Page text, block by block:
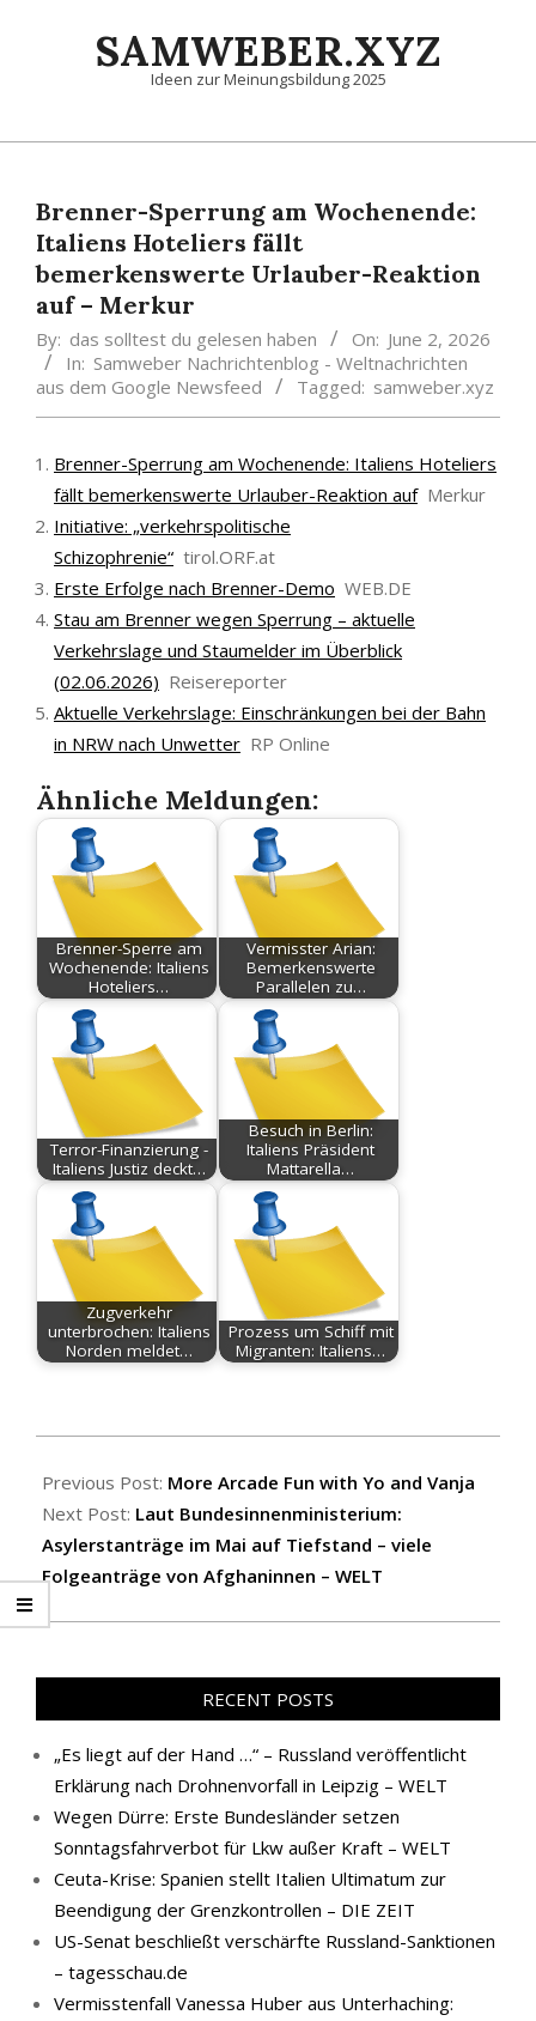
SAMWEBER.XYZ
Ideen zur Meinungsbildung 2025
Primary
MenuBrenner-Sperrung am Wochenende:
Italiens Hoteliers fällt
bemerkenswerte Urlauber-Reaktion
auf – Merkur
By: das solltest du gelesen haben On: June 2, 2026
In: Samweber Nachrichtenblog - Weltnachrichten
aus dem Google Newsfeed
Tagged: samweber.xyz
Brenner-Sperrung am Wochenende: Italiens Hoteliers
fällt bemerkenswerte Urlauber-Reaktion auf Merkur
Initiative: „verkehrspolitische
Schizophrenie“ tirol.ORF.at
Erste Erfolge nach Brenner-Demo WEB.DE
Stau am Brenner wegen Sperrung – aktuelle
Verkehrslage und Staumelder im Überblick
(02.06.2026) Reisereporter
Aktuelle Verkehrslage: Einschränkungen bei der Bahn
in NRW nach Unwetter RP Online
Ähnliche Meldungen:
Brenner-Sperre am
Wochenende: Italiens
Hoteliers…
Vermisster Arian:
Bemerkenswerte
Parallelen zu…
Terror-Finanzierung -
Italiens Justiz deckt…
Besuch in Berlin:
Italiens Präsident
Mattarella…
Zugverkehr
unterbrochen: Italiens
Norden meldet…
Prozess um Schiff mit
Migranten: Italiens…
06-
02
Previous Post: More Arcade Fun with Yo and Vanja
Next Post: Laut Bundesinnenministerium:
Asylerstanträge im Mai auf Tiefstand – viele
Folgeanträge von Afghaninnen – WELT
RECENT POSTS
„Es liegt auf der Hand …“ – Russland veröffentlicht
Erklärung nach Drohnenvorfall in Leipzig – WELT
Wegen Dürre: Erste Bundesländer setzen
Sonntagsfahrverbot für Lkw außer Kraft – WELT
Ceuta-Krise: Spanien stellt Italien Ultimatum zur
Beendigung der Grenzkontrollen – DIE ZEIT
US-Senat beschließt verschärfte Russland-Sanktionen
– tagesschau.de
Vermisstenfall Vanessa Huber aus Unterhaching: